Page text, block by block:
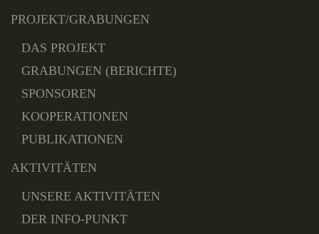
PROJEKT/GRABUNGEN
DAS PROJEKT
GRABUNGEN (BERICHTE)
SPONSOREN
KOOPERATIONEN
PUBLIKATIONEN
AKTIVITÄTEN
UNSERE AKTIVITÄTEN
DER INFO-PUNKT